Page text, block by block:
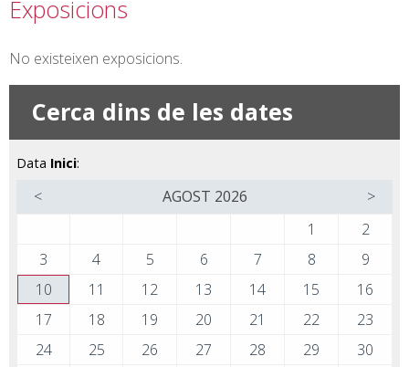
Exposicions
No existeixen exposicions.
Cerca dins de les dates
Data Inici:
< >
AGOST 2026
1
2
3
4 5 6 7 8
9
10
11 12 13 14 15
16
17
18 19 20 21 22
23
24
25 26 27 28 29
30